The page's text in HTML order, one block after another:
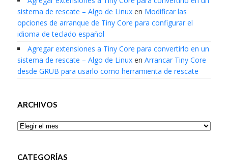
sistema de rescate – Algo de Linuxen Modificar las
opciones de arranque de Tiny Core para configurar el
idioma de teclado español
Agregar extensiones a Tiny Core para convertirlo en un
sistema de rescate – Algo de Linuxen Arrancar Tiny Core
desde GRUB para usarlo como herramienta de rescate
ARCHIVOS
Archivos
CATEGORÍAS